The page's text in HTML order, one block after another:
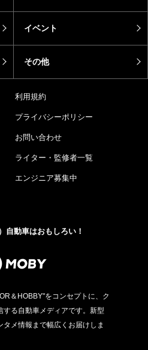
イベント
その他
利用規約
プライバシーポリシー
お問い合わせ
ライター・監修者一覧
エンジニア募集中
自動車はおもしろい！
＆HOBBY"をコンセプトに、ク
する自動車メディアです。新型
メ情報まで幅広くお届けしま